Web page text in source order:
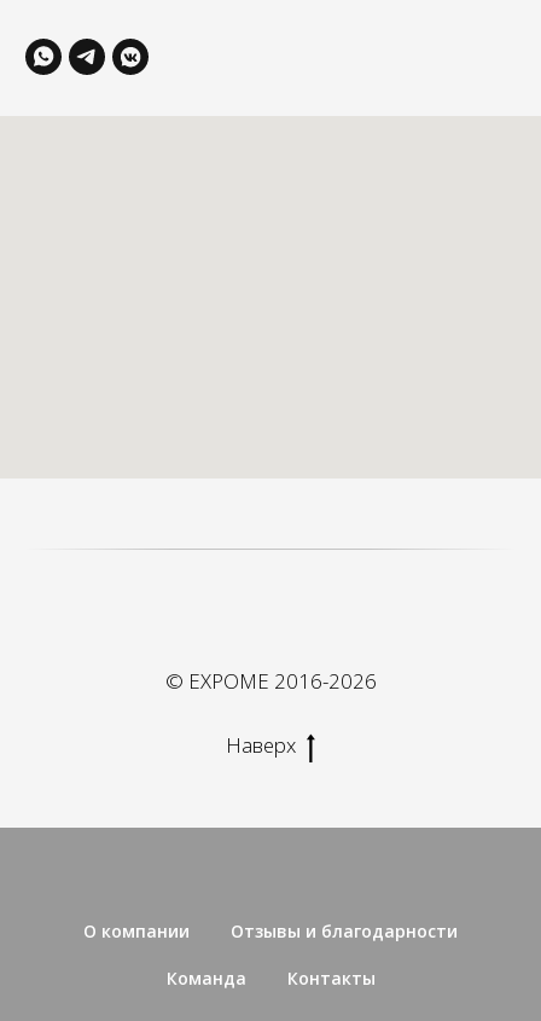
О компании Отзывы и благодарности
Команда Контакты